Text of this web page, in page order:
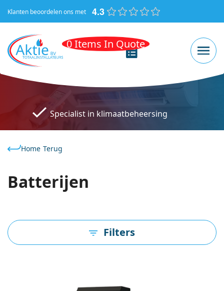
Klanten beoordelen ons met 4.3
0 Items In Quote
Specialist in klimaatbeheersing
Home
Batterijen
Filters